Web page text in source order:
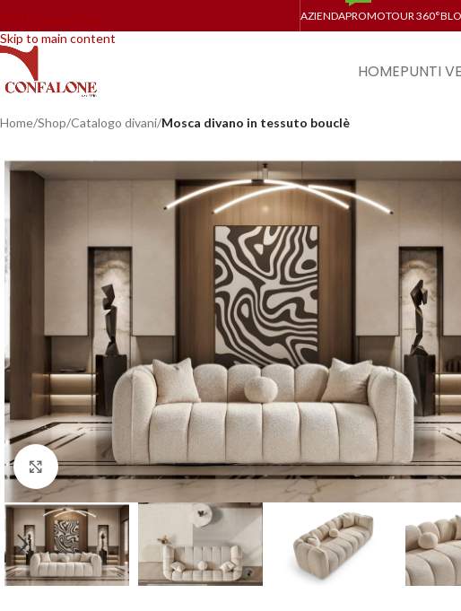
Skip to main content
AZIENDAPROMOTOUR 360°
HOMEPUNTI
Home/Shop/Catalogo divani/Mosca divano in tessuto bouclè
Click to enlarge